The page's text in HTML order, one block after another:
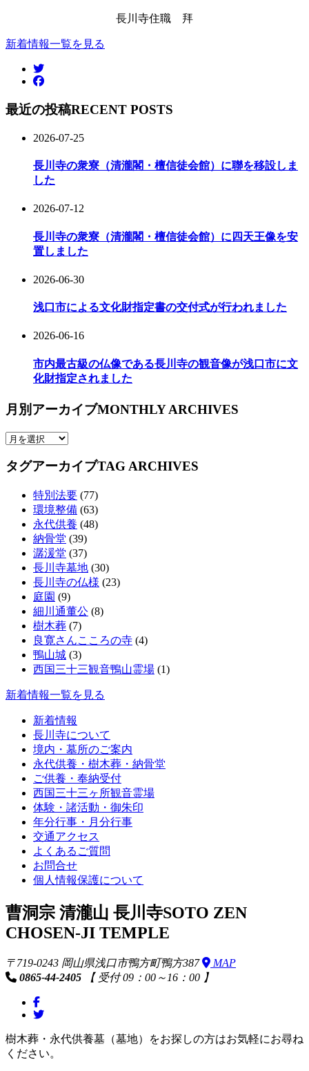
長川寺住職 拜
新着情報一覧を見る
最近の投稿RECENT POSTS
2026-07-25
長川寺の衆寮（清瀧閣・檀信徒会館）に聯を移設しま
した
2026-07-12
長川寺の衆寮（清瀧閣・檀信徒会館）に四天王像を安
置しました
2026-06-30
浅口市による文化財指定書の交付式が行われました
2026-06-16
市内最古級の仏像である長川寺の観音像が浅口市に文
化財指定されました
月別アーカイブMONTHLY ARCHIVES
タグアーカイブTAG ARCHIVES
特別法要 (77)
環境整備 (63)
永代供養 (48)
納骨堂 (39)
潺湲堂 (37)
長川寺墓地 (30)
長川寺の仏様 (23)
庭園 (9)
細川通董公 (8)
樹木葬 (7)
良寛さんこころの寺 (4)
鴨山城 (3)
西国三十三観音鴨山霊場 (1)
新着情報一覧を見る
新着情報
長川寺について
境内・墓所のご案内
永代供養・樹木葬・納骨堂
ご供養・奉納受付
西国三十三ヶ所観音霊場
体験・諸活動・御朱印
年分行事・月分行事
交通アクセス
よくあるご質問
お問合せ
個人情報保護について
曹洞宗 清瀧山 長川寺SOTO ZEN
CHOSEN-JI TEMPLE
〒719-0243 岡山県浅口市鴨方町鴨方387
MAP
0865-44-2405 【 受付 09：00～16：00 】
樹木葬・永代供養墓（墓地）をお探しの方はお気軽にお尋ね
ください。